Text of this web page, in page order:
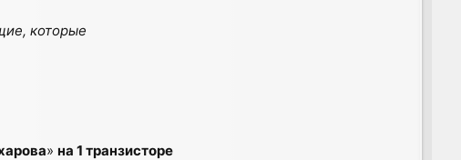
которые
» на 1 транзисторе